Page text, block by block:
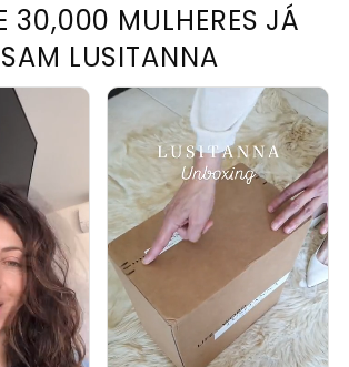
30,000 MULHERES JÁ
LUSITANNA